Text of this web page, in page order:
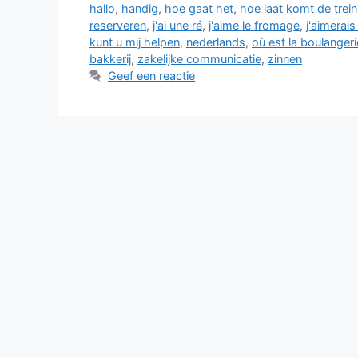
hallo, handig, hoe gaat het, hoe laat komt de
reserveren, j'ai une ré, j'aime le fromage,
kunt u mij helpen, nederlands, où est la
bakkerij, zakelijke communicatie, zinnen
Geef een reactie